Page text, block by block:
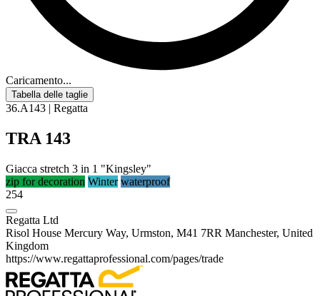
Caricamento...
Tabella delle taglie
36.A143 | Regatta
TRA 143
Giacca stretch 3 in 1 "Kingsley"
zip for decoration Winter waterproof
254
Regatta Ltd
Risol House Mercury Way, Urmston, M41 7RR Manchester, United
Kingdom
https://www.regattaprofessional.com/pages/trade